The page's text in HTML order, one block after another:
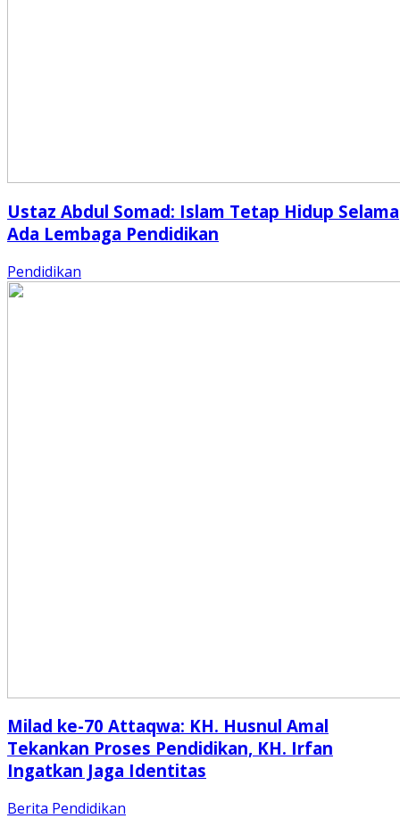
Ustaz Abdul Somad: Islam Tetap Hidup Selama
Ada Lembaga Pendidikan
Pendidikan
Milad ke-70 Attaqwa: KH. Husnul Amal
Tekankan Proses Pendidikan, KH. Irfan
Ingatkan Jaga Identitas
Berita Pendidikan